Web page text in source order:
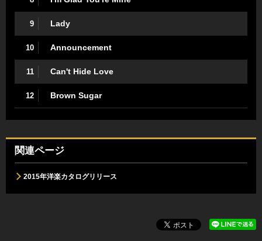
9 Lady
10 Announcement
11 Can't Hide Love
12 Brown Sugar
関連ページ
2015年洋楽カタログリリース